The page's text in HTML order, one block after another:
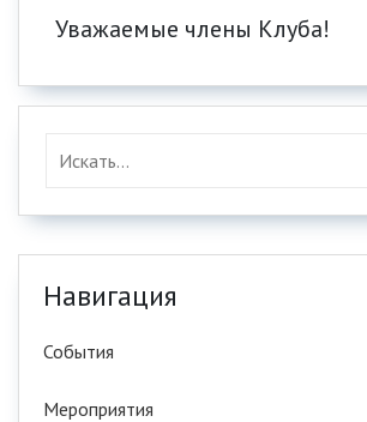
Уважаемые члены Клуба!
Навигация
События
Мероприятия